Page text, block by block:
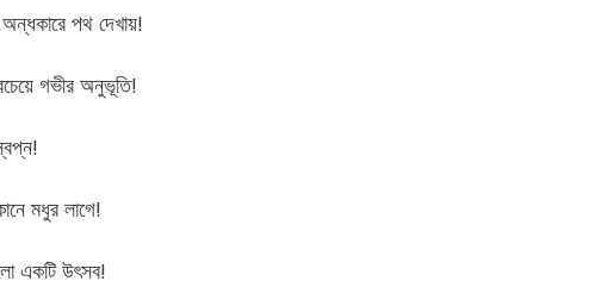
পথ দেখায়!
গভীর অনুভূতি!
মধুর লাগে!
একটি উৎসব!